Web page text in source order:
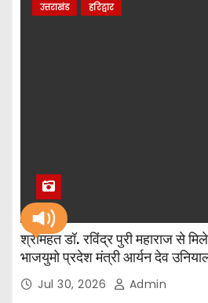
उत्तराखंड हरिद्वार
श्रीमहंत डॉ. रविंद्र पुरी महाराज से
भाजयुमो प्रदेश मंत्री आर्यन देव
Jul 30, 2026 Admin